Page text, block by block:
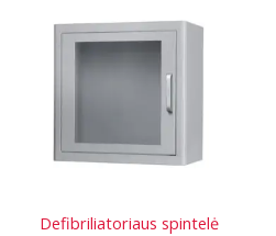
Defibriliatoriaus spintelė